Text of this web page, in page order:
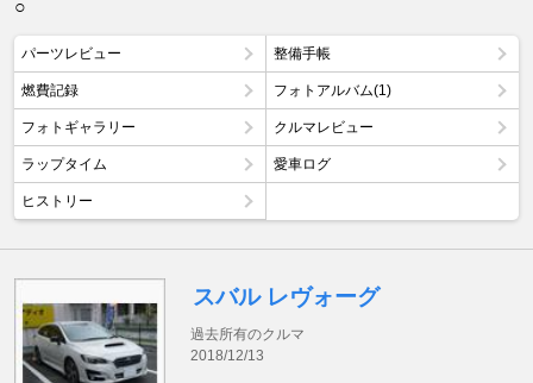
○
パーツレビュー 整備手帳
燃費記録 フォトアルバム(1)
フォトギャラリー クルマレビュー
ラップタイム 愛車ログ
ヒストリー
スバル レヴォーグ
過去所有のクルマ
2018/12/13